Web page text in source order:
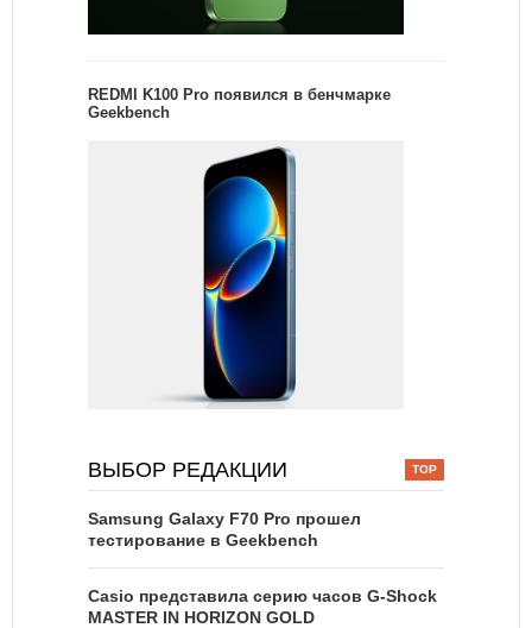
REDMI K100 Pro появился в бенчмарке
Geekbench
ВЫБОР РЕДАКЦИИ
Samsung Galaxy F70 Pro прошел
тестирование в Geekbench
Casio представила серию часов G-Shock
MASTER IN HORIZON GOLD